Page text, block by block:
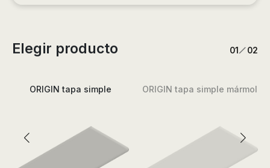
Elegir producto 1/ 2
ORIGIN tapa simple ORIGIN tapa simple mármol